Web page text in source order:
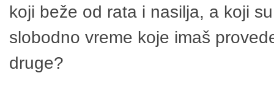
koji beže od rata i nasilja, a koji
slobodno vreme koje imaš
druge?